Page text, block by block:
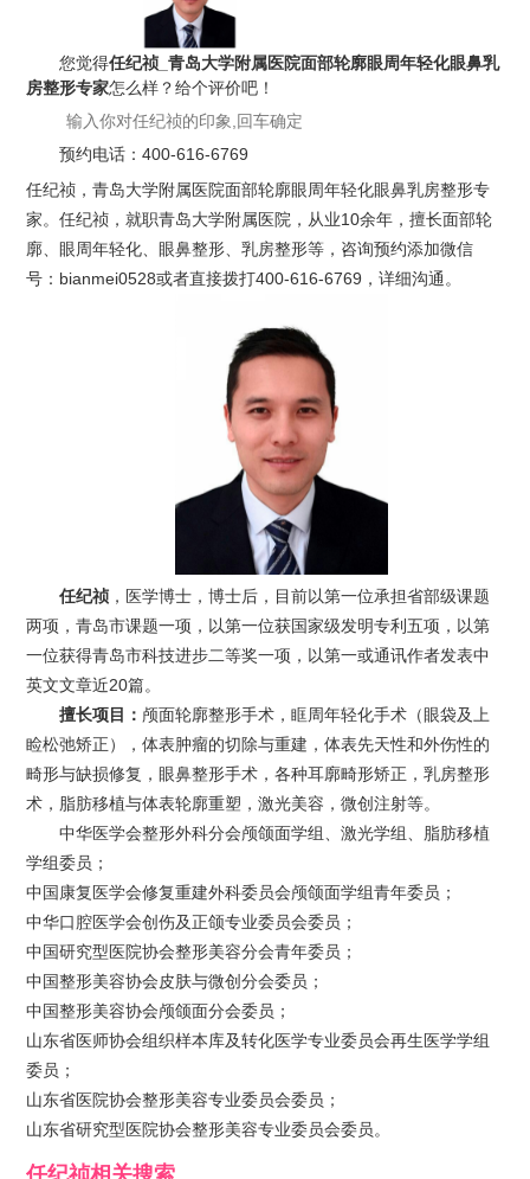
您觉得任纪祯_青岛大学附属医院面部轮廓眼周年轻化眼鼻乳
房整形专家怎么样？给个评价吧！
预约电话：400-616-6769
任纪祯，青岛大学附属医院面部轮廓眼周年轻化眼鼻乳房整形专
家。任纪祯，就职青岛大学附属医院，从业10余年，擅长面部轮
廓、眼周年轻化、眼鼻整形、乳房整形等，咨询预约添加微信
号：bianmei0528或者直接拨打400-616-6769，详细沟通。
任纪祯 ，医学博士，博士后，目前以第一位承担省部级课题
两项，青岛市课题一项，以第一位获国家级发明专利五项，以第
一位获得青岛市科技进步二等奖一项，以第一或通讯作者发表中
英文文章近20篇。
擅长项目： 颅面轮廓整形手术，眶周年轻化手术（眼袋及上
睑松弛矫正），体表肿瘤的切除与重建，体表先天性和外伤性的
畸形与缺损修复，眼鼻整形手术，各种耳廓畸形矫正，乳房整形
术，脂肪移植与体表轮廓重塑，激光美容，微创注射等。
中华医学会整形外科分会颅颌面学组、激光学组、脂肪移植
学组委员；
中国康复医学会修复重建外科委员会颅颌面学组青年委员；
中华口腔医学会创伤及正颌专业委员会委员；
中国研究型医院协会整形美容分会青年委员；
中国整形美容协会皮肤与微创分会委员；
中国整形美容协会颅颌面分会委员；
山东省医师协会组织样本库及转化医学专业委员会再生医学学组
委员；
山东省医院协会整形美容专业委员会委员；
山东省研究型医院协会整形美容专业委员会委员。
任纪祯相关搜索